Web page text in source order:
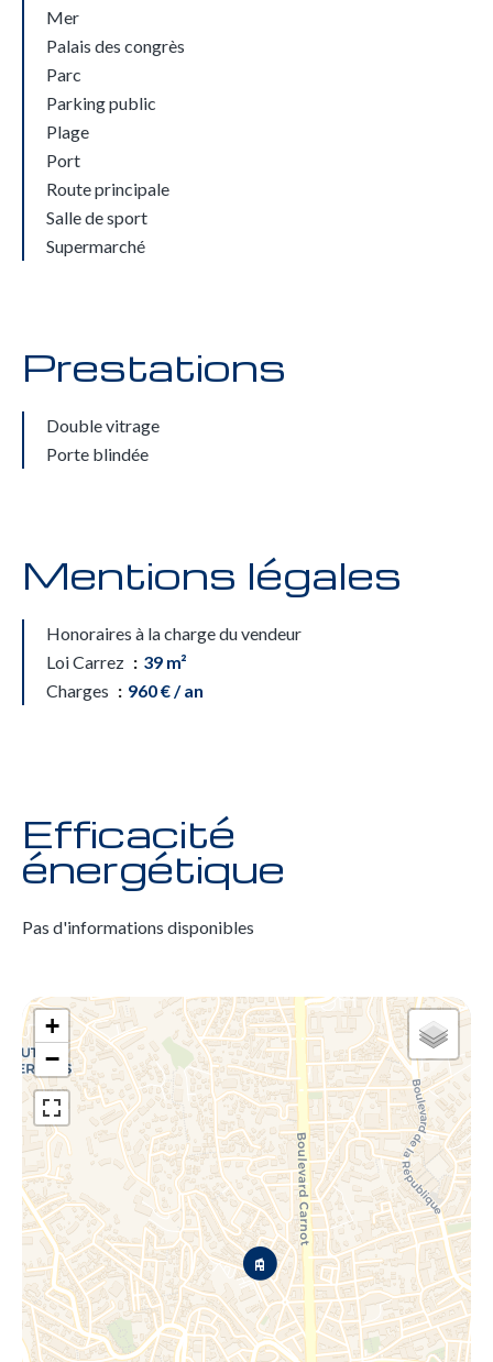
Mer
Palais des congrès
Parc
Parking public
Plage
Port
Route principale
Salle de sport
Supermarché
Prestations
Double vitrage
Porte blindée
Mentions légales
Honoraires à la charge du vendeur
Loi Carrez
39 m²
Charges
960 € / an
Efficacité
énergétique
Pas d'informations disponibles
+
−